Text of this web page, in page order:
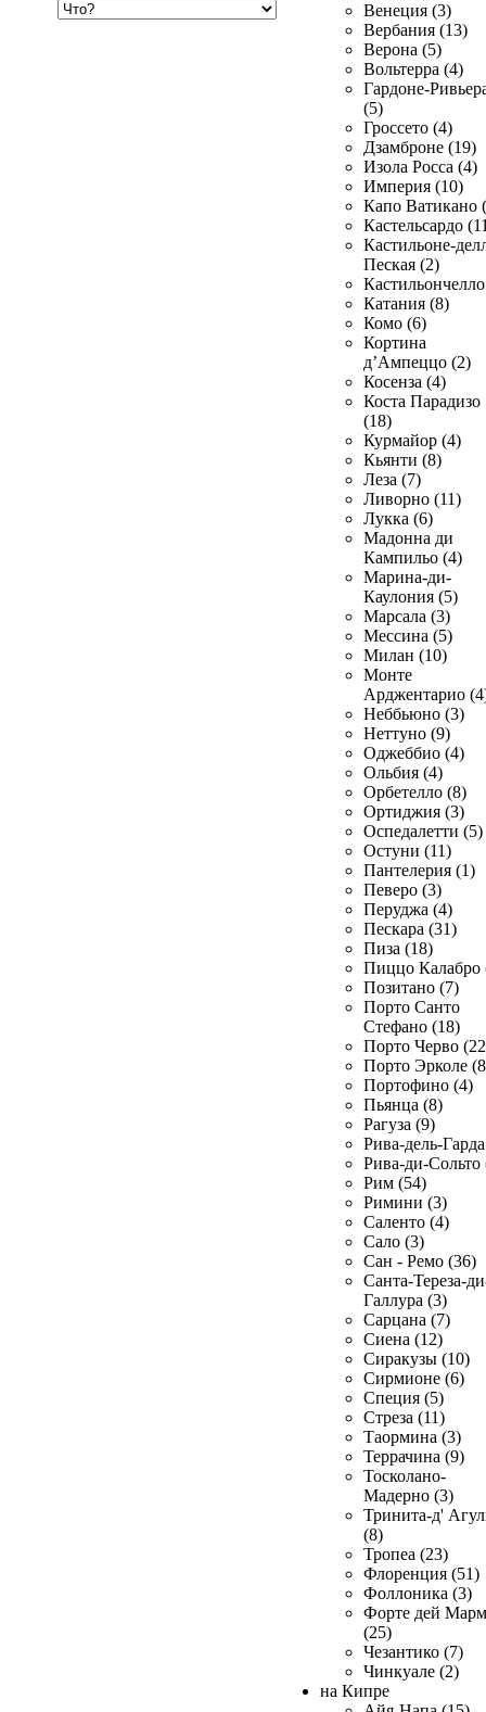
Венеция (3)
Вербания (13)
Верона (5)
Вольтерра (4)
Гардоне-
(5)
Гроссето (4)
Дзамброне (19)
Изола Росса (4)
Империя (10)
Капо Ватикано
Кастельсардо
Кастильоне-
Пеская (2)
Катания (8)
Комо (6)
Кортина
д’Ампеццо (2)
Косенза (4)
Коста Парадизо
(18)
Курмайор (4)
Кьянти (8)
Леза (7)
Ливорно (11)
Лукка (6)
Мадонна ди
Кампильо (4)
Марина-ди-
Каулония (5)
Марсала (3)
Мессина (5)
Милан (10)
Монте
Арджентарио
Неббьюно (3)
Неттуно (9)
Оджеббио (4)
Ольбия (4)
Орбетелло (8)
Ортиджия (3)
Оспедалетти (5)
Остуни (11)
Пантелерия (1)
Певеро (3)
Перуджа (4)
Пескара (31)
Пиза (18)
Пиццо Калабро
Позитано (7)
Порто Санто
Стефано (18)
Порто Черво
Порто Эрколе
Портофино (4)
Пьянца (8)
Рагуза (9)
Рива-дель-
Рива-ди-Сольто
Рим (54)
Римини (3)
Саленто (4)
Сало (3)
Сан - Ремо (36)
Санта-Тереза-
Галлура (3)
Сарцана (7)
Сиена (12)
Сиракузы (10)
Сирмионе (6)
Специя (5)
Стреза (11)
Таормина (3)
Террачина (9)
Тосколано-
Мадерно (3)
Тринита-д'
(8)
Тропеа (23)
Флоренция (51)
Фоллоника (3)
Форте дей
(25)
Чезантико (7)
Чинкуале (2)
на Кипре